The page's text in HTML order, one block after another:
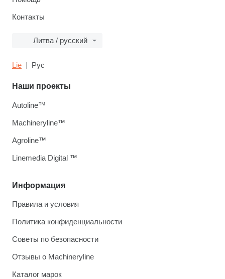
Контакты
Литва / русский
Lie Рус
Информация
Правила и условия
Политика конфиденциальности
Советы по безопасности
Отзывы о Machineryline
Каталог марок
Наши проекты
Autoline™
Machineryline™
Agroline™
Linemedia Digital ™